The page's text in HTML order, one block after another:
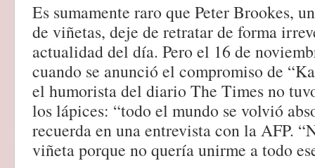
Es sumamente raro que Peter Brookes,
de viñetas, deje de retratar de forma
actualidad del día. Pero el 16 de
cuando se anunció el compromiso de
el humorista del diario The Times no
los lápices: “todo el mundo se volvió
recuerda en una entrevista con la AFP.
viñeta porque no quería unirme a todo